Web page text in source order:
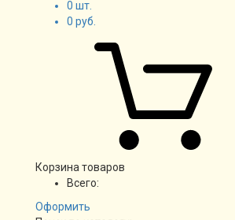
0 шт.
0 руб.
Корзина товаров
Всего:
Оформить